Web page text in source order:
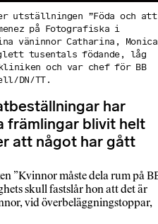
utställningen ”Föda och att
på Fotografiska i
väninnor Catharina, Monica
tusentals födande, låg
kliniken och var chef för BB
DN/TT.
har
främlingar blivit helt
att något har gått
”Kvinnor måste dela rum på
skull fastslår hon att det är
vid överbeläggningstoppar,